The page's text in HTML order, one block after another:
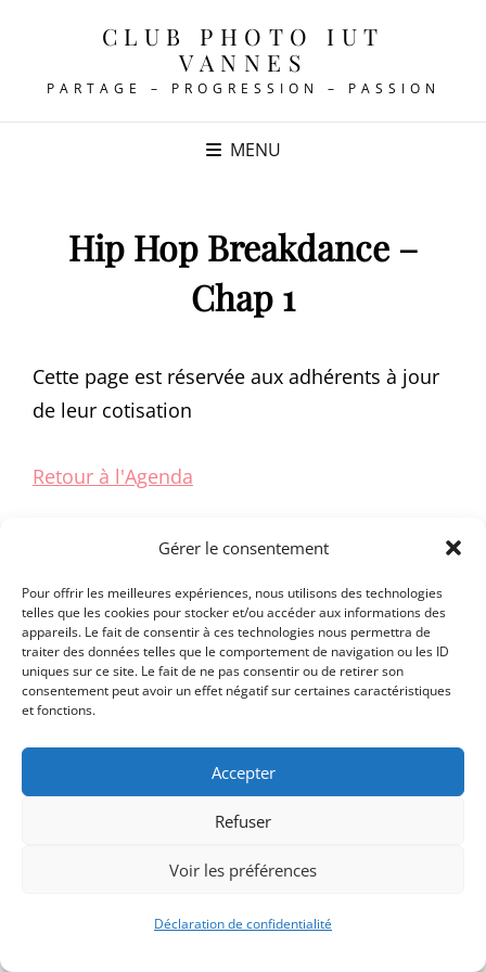
Gérer le consentement
Pour offrir les meilleures expériences, nous utilisons des technologies
telles que les cookies pour stocker et/ou accéder aux informations des
appareils. Le fait de consentir à ces technologies nous permettra de
traiter des données telles que le comportement de navigation ou les ID
uniques sur ce site. Le fait de ne pas consentir ou de retirer son
consentement peut avoir un effet négatif sur certaines caractéristiques
et fonctions.
Accepter
Refuser
Voir les préférences
Déclaration de confidentialité
CLUB PHOTO IUT
VANNES
PARTAGE – PROGRESSION – PASSION
MENU
Hip Hop Breakdance –
Chap 1
Cette page est réservée aux adhérents à jour
de leur cotisation
Retour à l'Agenda
Signify-Child By Club Photo IUT Vannes @2025